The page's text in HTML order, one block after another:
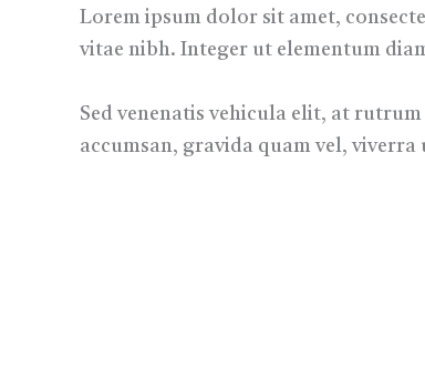
Lorem ipsum dolor sit amet,
vitae nibh. Integer ut elementum
Sed venenatis vehicula elit, at
accumsan, gravida quam vel,